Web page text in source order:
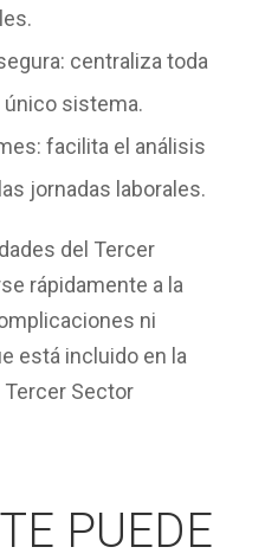
: centraliza toda
único sistema.
: facilita el análisis
jornadas laborales.
del Tercer
rápidamente a la
ni
está incluido en la
Sector
PUEDE